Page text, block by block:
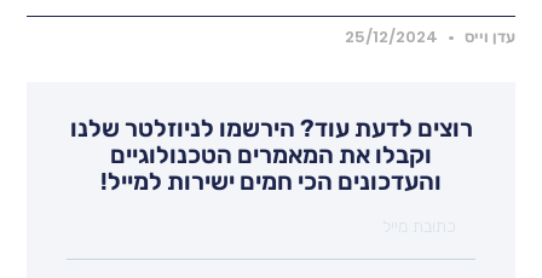
וייס 25/12/2024
רוצים לדעת עוד? הירשמו לניוזלטר שלנו
וקבלו את המאמרים הטכנולוגיים
והעדכונים הכי חמים ישירות למייל!